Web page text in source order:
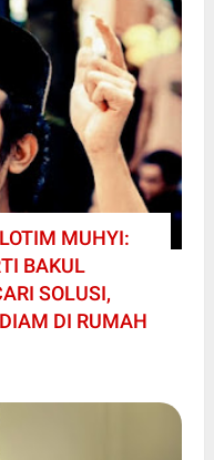
MUHYI:
BAKUL
SOLUSI,
DI RUMAH